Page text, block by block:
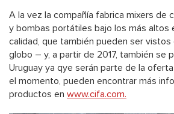
A la vez la compañía fabrica mixers de
y bombas portátiles bajo los más altos
calidad, que también pueden ser
globo – y, a partir de 2017, también se
Uruguay ya qye serán parte de la
el momento, pueden encontrar más
productos en www.cifa.com.